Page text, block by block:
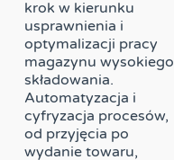
krok w kierunku
usprawnienia i
optymalizacji pracy
magazynu wysokiego
składowania.
Automatyzacja i
cyfryzacja procesów,
od przyjęcia po
wydanie towaru,